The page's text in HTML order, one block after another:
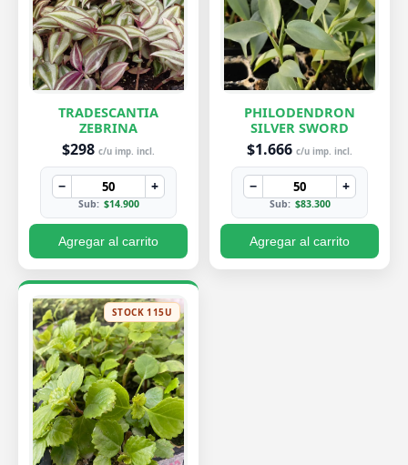
TRADESCANTIA
ZEBRINA
$298 c/u imp. incl.
− +
Sub: $14.900
Agregar al carrito
PHILODENDRON
SILVER SWORD
$1.666 c/u imp. incl.
− +
Sub: $83.300
Agregar al carrito
STOCK 115U